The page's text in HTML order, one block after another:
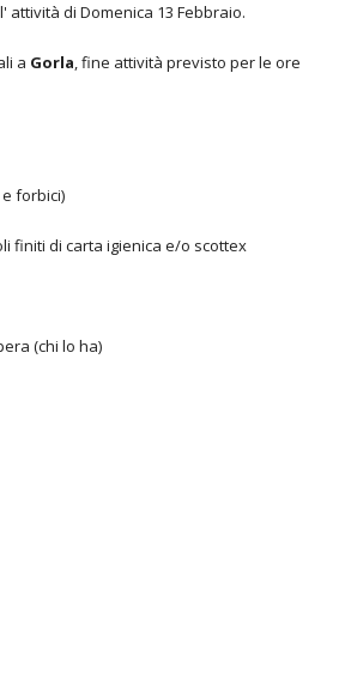
attività di Domenica 13 Febbraio.
a Gorla, fine attività previsto per le ore
forbici)
finiti di carta igienica e/o scottex
(chi lo ha)